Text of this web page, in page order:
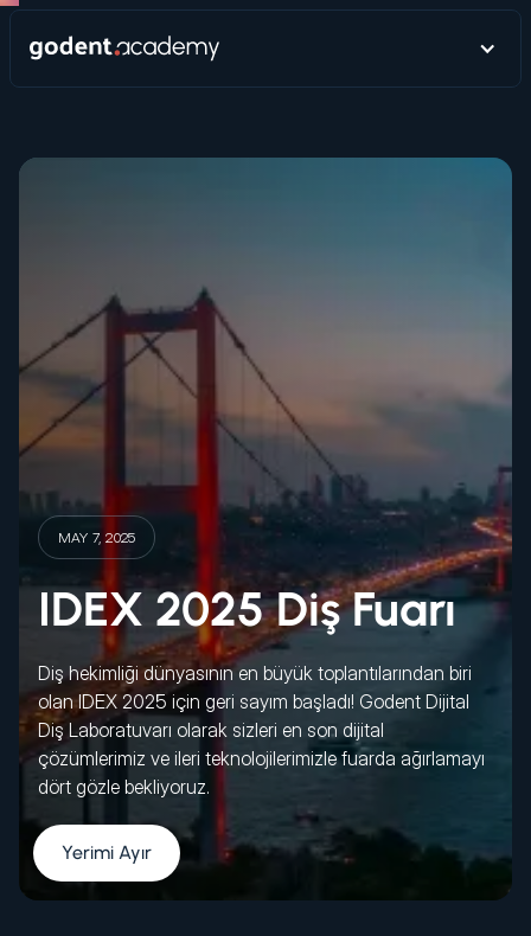
MAY 7, 2025
IDEX 2025 Diş Fuarı
Diş hekimliği dünyasının en büyük toplantılarından biri
olan IDEX 2025 için geri sayım başladı! Godent Dijital
Diş Laboratuvarı olarak sizleri en son dijital
çözümlerimiz ve ileri teknolojilerimizle fuarda ağırlamayı
dört gözle bekliyoruz.
Yerimi Ayır